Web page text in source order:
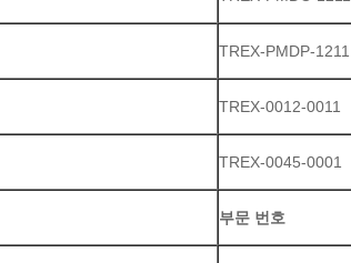
TREX-PMDP-1211
TREX-0012-0011
TREX-0045-0001
부문 번호